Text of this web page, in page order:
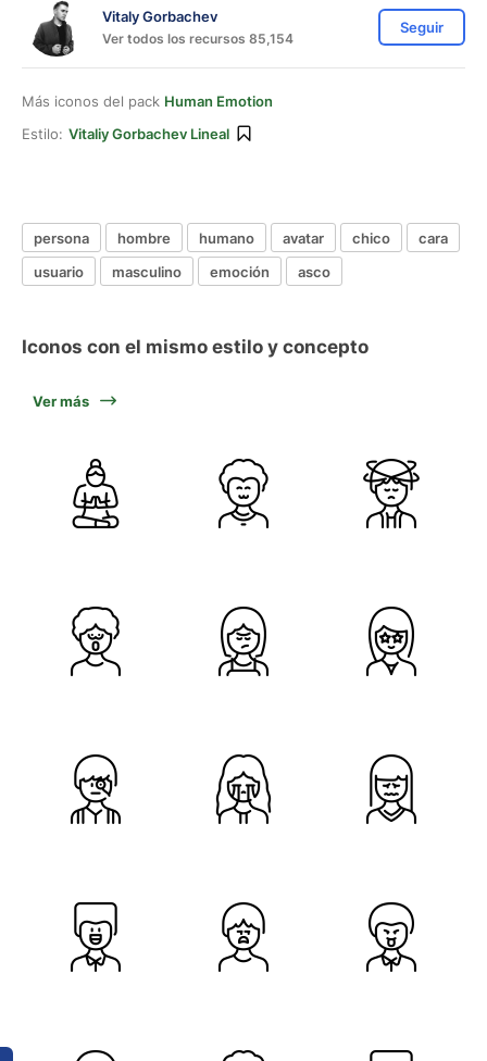
Vitaly Gorbachev
Ver todos los recursos 85,154
Seguir
Más iconos del pack Human Emotion
Estilo: Vitaliy Gorbachev Lineal
persona hombre humano avatar chico
cara
usuario
masculino emoción asco
Iconos con el mismo estilo y concepto
Ver más